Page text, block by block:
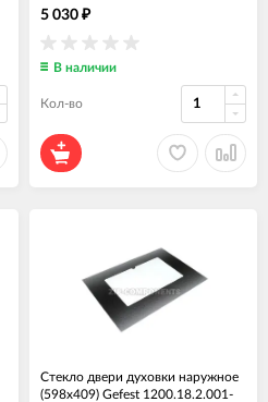
5 030 ₽
В наличии
Кол-во
Стекло двери духовки наружное
(598x409) Gefest 1200.18.2.001-